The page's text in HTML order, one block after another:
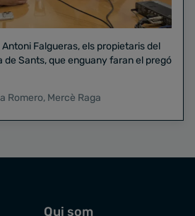
Falgueras, els propietaris del
Romero, Mercè Raga
Qui som